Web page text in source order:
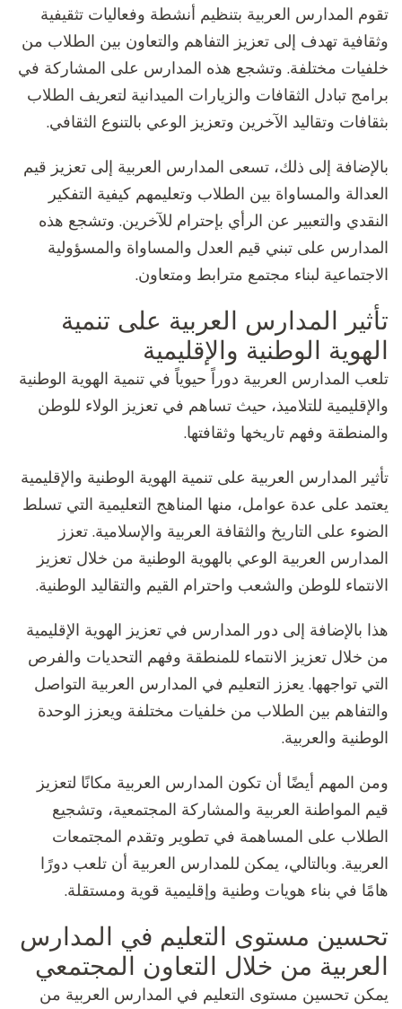
تقوم المدارس العربية بتنظيم أنشطة وفعاليات تثقيفية
وثقافية تهدف إلى تعزيز التفاهم والتعاون بين الطلاب من
خلفيات مختلفة. وتشجع هذه المدارس على المشاركة في
برامج تبادل الثقافات والزيارات الميدانية لتعريف الطلاب
بثقافات وتقاليد الآخرين وتعزيز الوعي بالتنوع الثقافي.
بالإضافة إلى ذلك، تسعى المدارس العربية إلى تعزيز قيم
العدالة والمساواة بين الطلاب وتعليمهم كيفية التفكير
النقدي والتعبير عن الرأي بإحترام للآخرين. وتشجع هذه
المدارس على تبني قيم العدل والمساواة والمسؤولية
الاجتماعية لبناء مجتمع مترابط ومتعاون.
تأثير المدارس العربية على تنمية
الهوية الوطنية والإقليمية
تلعب المدارس العربية دوراً حيوياً في تنمية الهوية الوطنية
والإقليمية للتلاميذ، حيث تساهم في تعزيز الولاء للوطن
والمنطقة وفهم تاريخها وثقافتها.
تأثير المدارس العربية على تنمية الهوية الوطنية والإقليمية
يعتمد على عدة عوامل، منها المناهج التعليمية التي تسلط
الضوء على التاريخ والثقافة العربية والإسلامية. تعزز
المدارس العربية الوعي بالهوية الوطنية من خلال تعزيز
الانتماء للوطن والشعب واحترام القيم والتقاليد الوطنية.
هذا بالإضافة إلى دور المدارس في تعزيز الهوية الإقليمية
من خلال تعزيز الانتماء للمنطقة وفهم التحديات والفرص
التي تواجهها. يعزز التعليم في المدارس العربية التواصل
والتفاهم بين الطلاب من خلفيات مختلفة ويعزز الوحدة
الوطنية والعربية.
ومن المهم أيضًا أن تكون المدارس العربية مكانًا لتعزيز
قيم المواطنة العربية والمشاركة المجتمعية، وتشجيع
الطلاب على المساهمة في تطوير وتقدم المجتمعات
العربية. وبالتالي، يمكن للمدارس العربية أن تلعب دورًا
هامًا في بناء هويات وطنية وإقليمية قوية ومستقلة.
تحسين مستوى التعليم في المدارس
العربية من خلال التعاون المجتمعي
يمكن تحسين مستوى التعليم في المدارس العربية من